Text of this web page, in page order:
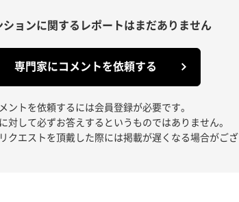
ションに関する レポートはまだありません
専門家にコメントを依頼する
ントを依頼するには会員登録が必要です。
対して必ずお答えするというものではありません。
クエストを頂戴した際には掲載が遅くなる場合がご